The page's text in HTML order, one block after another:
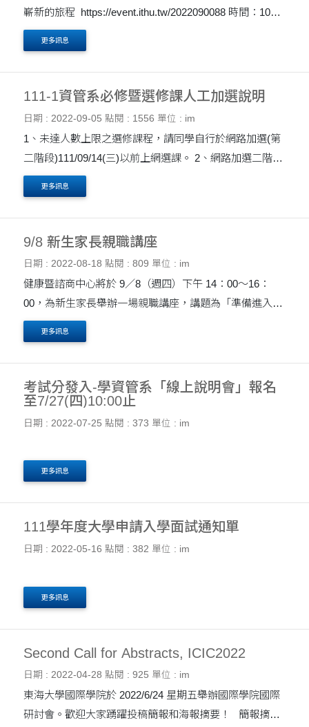
嶄新的旅程 https://event.ithu.tw/2022090088 時間：10月
04日(二) 18:30-20:30 地點：管院大樓M101教室 111-1新
生心理健康檢測方案系列講座2 壓咩跌-壓力不要....
更多訊息
111-1資管系必修暨選修課人工加選說明
日期 : 2022-09-05 點閱 : 1556 單位 : im
1、未達人數上限之選修課程，請同學自行於網路加選(第
二階段)111/09/14(三)以前上網選課。 2、網路加選二階段
皆未選到下列課程，系辦人工加選採線上登記。 必修
課：9/5(一)~9/9(五)下午5點止。(....
更多訊息
9/8 新生家長親職講座
日期 : 2022-08-18 點閱 : 809 單位 : im
健康暨諮商中心將於 9／8（週四）下午 14：00～16：
00，為新生家長舉辦一場親職講座，講題為「準備進入人
生下個階段嗎？大學的意義與挑戰」（詳細資訊如附
檔）。 此次講座是讓新生家長更認識東海的一個重要契
機， ....
更多訊息
考試分發入-學資管系「線上說明會」報名
至7/27(四)10:00止
日期 : 2022-07-25 點閱 : 373 單位 : im
更多訊息
111學年度大學申請入學面試通知單
日期 : 2022-05-16 點閱 : 382 單位 : im
更多訊息
Second Call for Abstracts, ICIC2022
日期 : 2022-04-28 點閱 : 925 單位 : im
東海大學國際學院於 2022/6/24 星期五舉辦國際學院國際
研討會。歡迎大家踴躍投稿簡報和海報摘要！ 簡報摘要